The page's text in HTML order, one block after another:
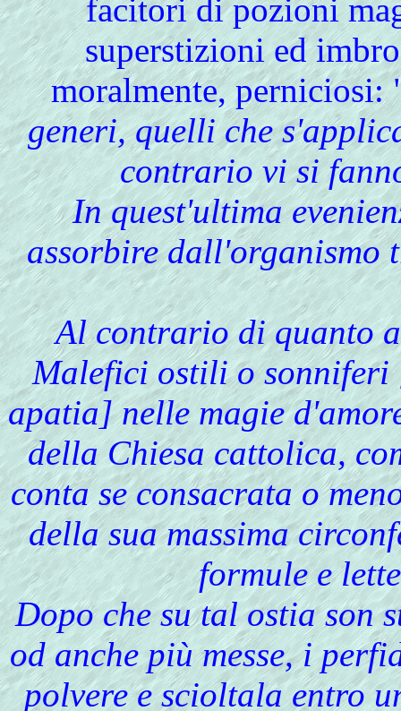
facitori di pozioni
superstizioni ed
moralmente, perniciosi:
generi, quelli che
contrario vi si
In quest'ultima
assorbire dall'organismo
Al contrario di quanto
Malefici ostili o sonniferi
apatia] nelle magie
della Chiesa cattolica,
conta se consacrata o
della sua massima
formule e
Dopo che su tal ostia son
od anche più messe, i
polvere e scioltala entro